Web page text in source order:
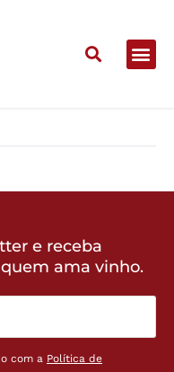
e receba
ama vinho.
com a Política de